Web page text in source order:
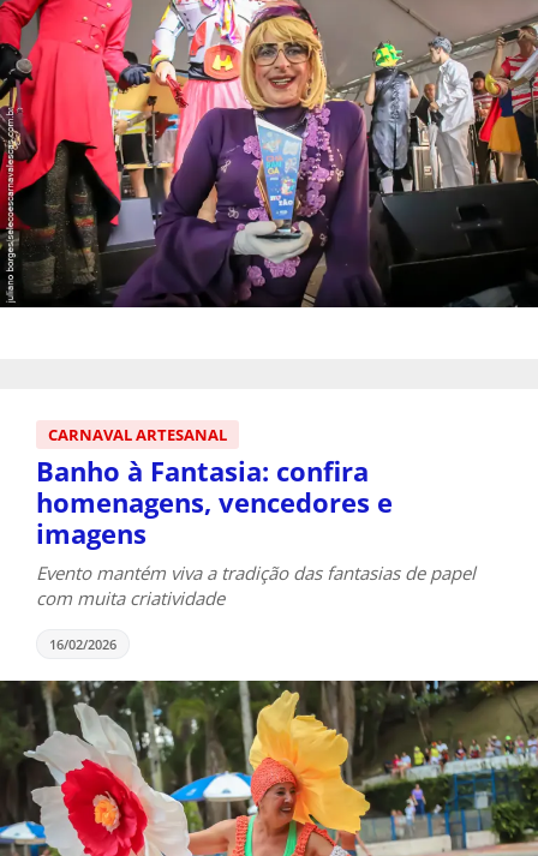
CARNAVAL ARTESANAL
Banho à Fantasia: confira
homenagens, vencedores e
imagens
Evento mantém viva a tradição das fantasias de papel
com muita criatividade
16/02/2026